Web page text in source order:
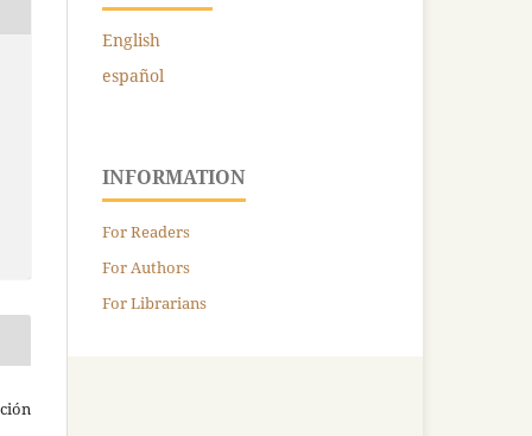
English
español
INFORMATION
For Readers
For Authors
For Librarians